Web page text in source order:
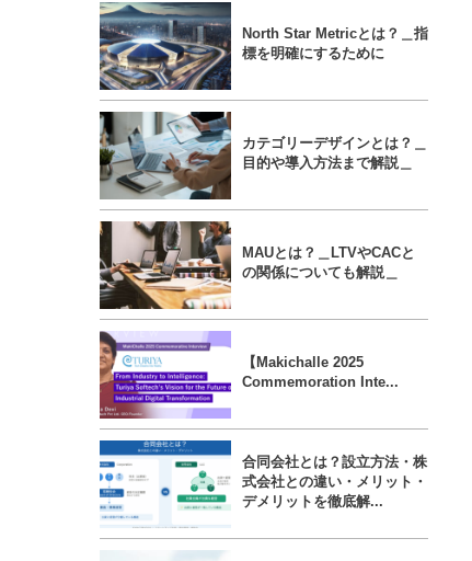
North Star Metricとは？＿指
標を明確にするために
カテゴリーデザインとは？＿
目的や導入方法まで解説＿
MAUとは？＿LTVやCACと
の関係についても解説＿
【Makichalle 2025
Commemoration Inte...
合同会社とは？設立方法・株
式会社との違い・メリット・
デメリットを徹底解...